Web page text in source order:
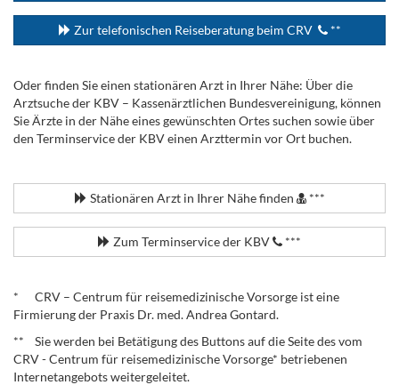
Zur telefonischen Reiseberatung beim CRV **
Oder finden Sie einen stationären Arzt in Ihrer Nähe: Über die
Arztsuche der KBV – Kassenärztlichen Bundesvereinigung, können
Sie Ärzte in der Nähe eines gewünschten Ortes suchen sowie über
den Terminservice der KBV einen Arzttermin vor Ort buchen.
Stationären Arzt in Ihrer Nähe finden ***
Zum Terminservice der KBV ***
* CRV – Centrum für reisemedizinische Vorsorge ist eine
Firmierung der Praxis Dr. med. Andrea Gontard.
** Sie werden bei Betätigung des Buttons auf die Seite des vom
CRV - Centrum für reisemedizinische Vorsorge* betriebenen
Internetangebots weitergeleitet.